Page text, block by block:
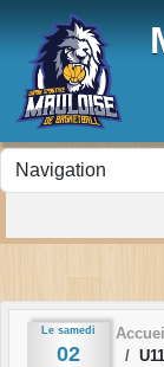
Le samedi
02
Accueil
Panneau de